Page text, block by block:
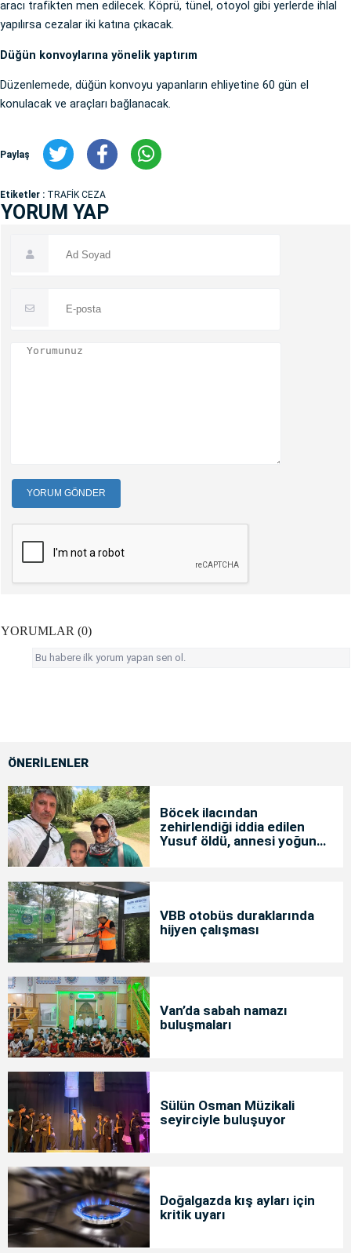
aracı trafikten men edilecek. Köprü, tünel, otoyol gibi yerlerde ihlal
yapılırsa cezalar iki katına çıkacak.
Düğün konvoylarına yönelik yaptırım
Düzenlemede, düğün konvoyu yapanların ehliyetine 60 gün el
konulacak ve araçları bağlanacak.
Paylaş
Etiketler : TRAFİK CEZA
YORUM YAP
YORUM GÖNDER
YORUMLAR (0)
Bu habere ilk yorum yapan sen ol.
ÖNERİLENLER
Böcek ilacından
zehirlendiği iddia edilen
Yusuf öldü, annesi yoğun
VBB otobüs duraklarında
hijyen çalışması
Van’da sabah namazı
buluşmaları
Sülün Osman Müzikali
seyirciyle buluşuyor
Doğalgazda kış ayları için
kritik uyarı